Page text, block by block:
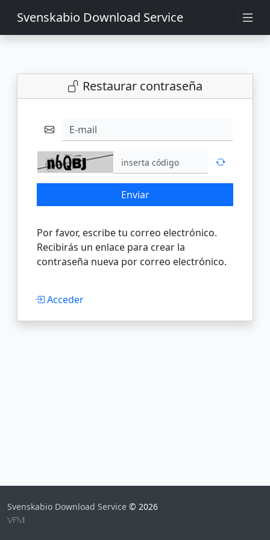
Svenskabio Download Service
Restaurar contraseña
E-mail
Enviar
Por favor, escribe tu correo electrónico.
Recibirás un enlace para crear la
contraseña nueva por correo electrónico.
Acceder
Svenskabio Download Service © 2026